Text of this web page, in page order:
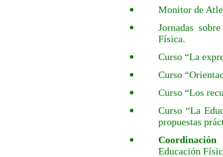
Monitor de
Jornadas
Física.
Curso “La
Curso
Curso “Los
Curso “La
propuestas
Coordinación
Educación